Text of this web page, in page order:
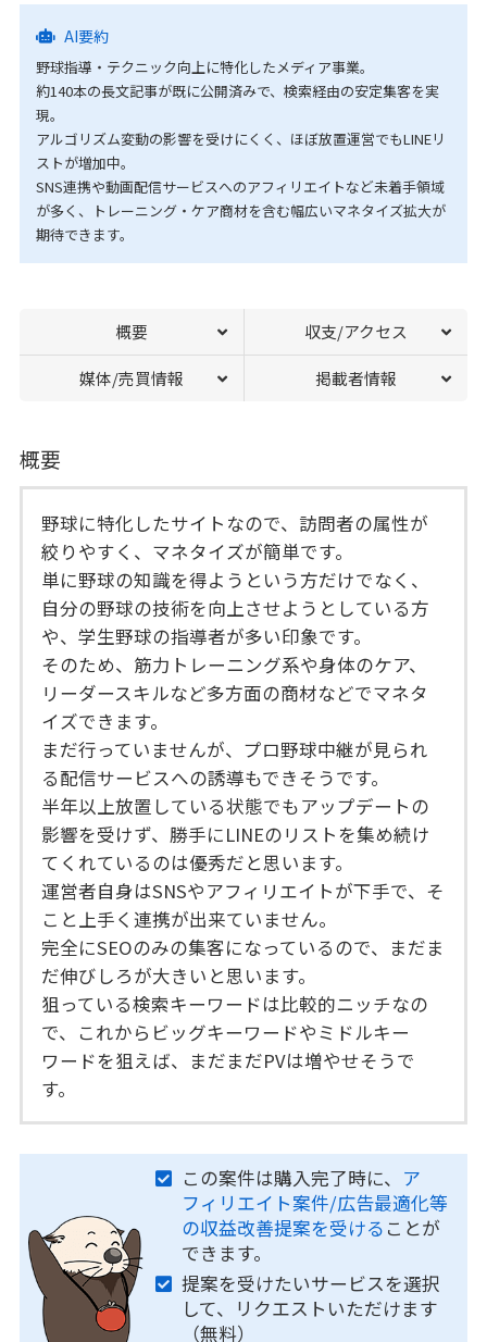
AI要約
野球指導・テクニック向上に特化したメディア事業。
約140本の長文記事が既に公開済みで、検索経由の安定集客を実
現。
アルゴリズム変動の影響を受けにくく、ほぼ放置運営でもLINEリ
ストが増加中。
SNS連携や動画配信サービスへのアフィリエイトなど未着手領域
が多く、トレーニング・ケア商材を含む幅広いマネタイズ拡大が
期待できます。
概要 収支/アクセス
媒体/売買情報 掲載者情報
概要
野球に特化したサイトなので、訪問者の属性が
絞りやすく、マネタイズが簡単です。
単に野球の知識を得ようという方だけでなく、
自分の野球の技術を向上させようとしている方
や、学生野球の指導者が多い印象です。
そのため、筋力トレーニング系や身体のケア、
リーダースキルなど多方面の商材などでマネタ
イズできます。
まだ行っていませんが、プロ野球中継が見られ
る配信サービスへの誘導もできそうです。
半年以上放置している状態でもアップデートの
影響を受けず、勝手にLINEのリストを集め続け
てくれているのは優秀だと思います。
運営者自身はSNSやアフィリエイトが下手で、そ
こと上手く連携が出来ていません。
完全にSEOのみの集客になっているので、まだま
だ伸びしろが大きいと思います。
狙っている検索キーワードは比較的ニッチなの
で、これからビッグキーワードやミドルキー
ワードを狙えば、まだまだPVは増やせそうで
す。
この案件は購入完了時に、 ア
フィリエイト案件/広告最適化等
の収益改善提案を受ける ことが
できます。
提案を受けたいサービスを選択
して、リクエストいただけます
（無料）